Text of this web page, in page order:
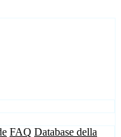
FAQ Database della